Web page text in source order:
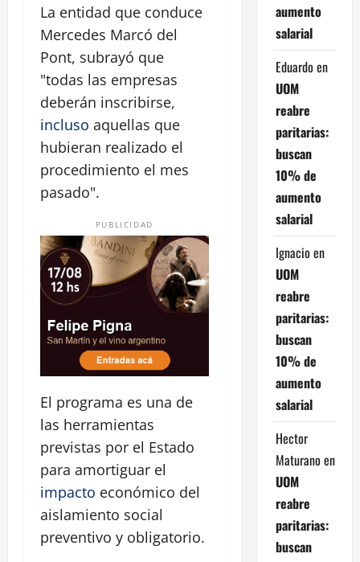
La entidad que conduce
Mercedes Marcó del
Pont, subrayó que
"todas las empresas
deberán inscribirse,
incluso aquellas que
hubieran realizado el
procedimiento el mes
pasado".
PUBLICIDAD
El programa es una de
las herramientas
previstas por el Estado
para amortiguar el
impacto económico del
aislamiento social
preventivo y obligatorio.
aumento
salarial
Eduardo en
UOM
reabre
paritarias:
buscan
10% de
aumento
salarial
Ignacio en
UOM
reabre
paritarias:
buscan
10% de
aumento
salarial
Hector
Maturano en
UOM
reabre
paritarias:
buscan